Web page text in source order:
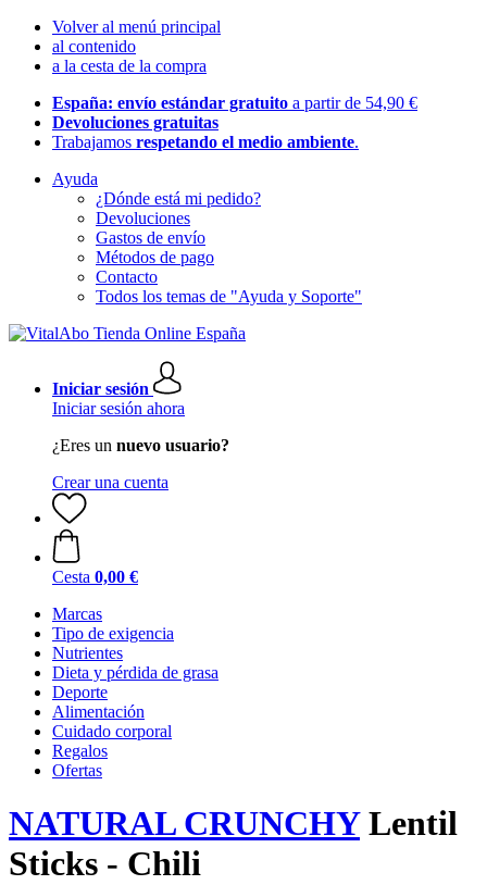
Volver al menú principal
al contenido
a la cesta de la compra
España: envío estándar gratuito a partir de 54,90 €
Devoluciones gratuitas
Trabajamos respetando el medio ambiente.
Ayuda
¿Dónde está mi pedido?
Devoluciones
Gastos de envío
Métodos de pago
Contacto
Todos los temas de "Ayuda y Soporte"
Iniciar sesión
Iniciar sesión ahora
¿Eres un nuevo usuario?
Crear una cuenta
Cesta 0,00 €
Marcas
Tipo de exigencia
Nutrientes
Dieta y pérdida de grasa
Deporte
Alimentación
Cuidado corporal
Regalos
Ofertas
NATURAL CRUNCHYLentil
Sticks - Chili